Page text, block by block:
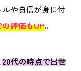
や自信が身に付
評価もUP。
20代の時点で出世